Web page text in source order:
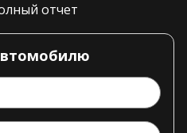
отчет